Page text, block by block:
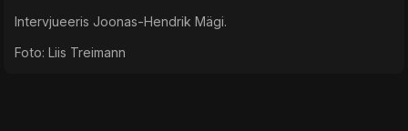
Intervjueeris Joonas-Hendrik Mägi.
Foto: Liis Treimann